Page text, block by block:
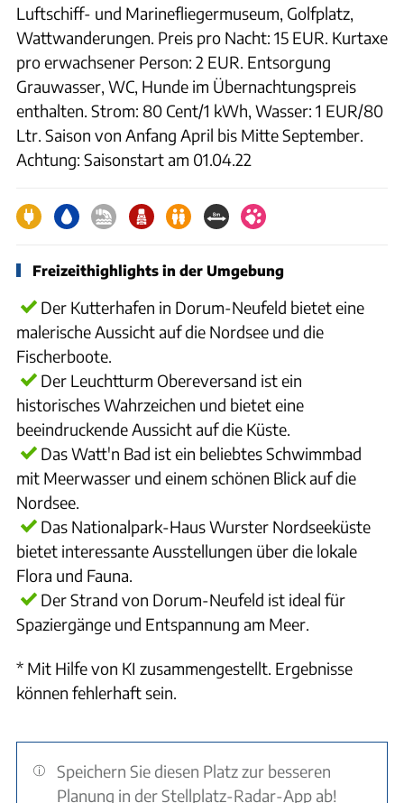
Luftschiff- und Marinefliegermuseum, Golfplatz,
Wattwanderungen. Preis pro Nacht: 15 EUR. Kurtaxe
pro erwachsener Person: 2 EUR. Entsorgung
Grauwasser, WC, Hunde im Übernachtungspreis
enthalten. Strom: 80 Cent/1 kWh, Wasser: 1 EUR/80
Ltr. Saison von Anfang April bis Mitte September.
Achtung: Saisonstart am 01.04.22
Freizeithighlights in der Umgebung
Der Kutterhafen in Dorum-Neufeld bietet eine
malerische Aussicht auf die Nordsee und die
Fischerboote.
Der Leuchtturm Obereversand ist ein
historisches Wahrzeichen und bietet eine
beeindruckende Aussicht auf die Küste.
Das Watt'n Bad ist ein beliebtes Schwimmbad
mit Meerwasser und einem schönen Blick auf die
Nordsee.
Das Nationalpark-Haus Wurster Nordseeküste
bietet interessante Ausstellungen über die lokale
Flora und Fauna.
Der Strand von Dorum-Neufeld ist ideal für
Spaziergänge und Entspannung am Meer.
* Mit Hilfe von KI zusammengestellt. Ergebnisse
können fehlerhaft sein.
Speichern Sie diesen Platz zur besseren
Planung in der Stellplatz-Radar-App ab!